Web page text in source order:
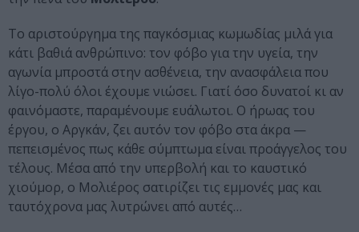
Το αριστούργημα της παγκόσμιας κωμωδίας μιλά για
κάτι βαθιά ανθρώπινο: τον φόβο για την υγεία, την
αγωνία μπροστά στην ασθένεια, την ανασφάλεια που
λίγο-πολύ όλοι έχουμε νιώσει. Γιατί όσο δυνατοί κι αν
φαινόμαστε, παραμένουμε ευάλωτοι. Ο ήρωας του
έργου, ο Αργκάν, ζει αυτόν τον φόβο στα άκρα —
πεπεισμένος πως κάθε σύμπτωμα είναι προάγγελος του
τέλους. Μέσα από την υπερβολή και το καυστικό
χιούμορ, ο Μολιέρος σατιρίζει τις εμμονές μας και
ταυτόχρονα μας λυτρώνει από αυτές…